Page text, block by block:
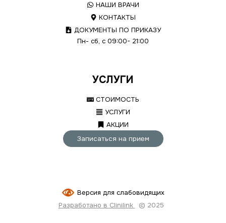
НАШИ ВРАЧИ
КОНТАКТЫ
ДОКУМЕНТЫ ПО ПРИКАЗУ
Пн- сб, с 09:00- 21:00
УСЛУГИ
СТОИМОСТЬ
УСЛУГИ
АКЦИИ
Записаться на прием
Версия для слабовидящих
Разработано в Clinilink
© 2025